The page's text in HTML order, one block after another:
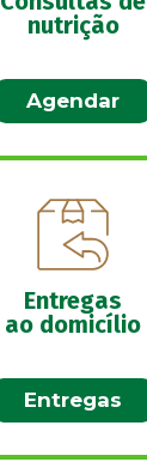
nutrição
Agendar
Entregas
ao domicílio
Entregas